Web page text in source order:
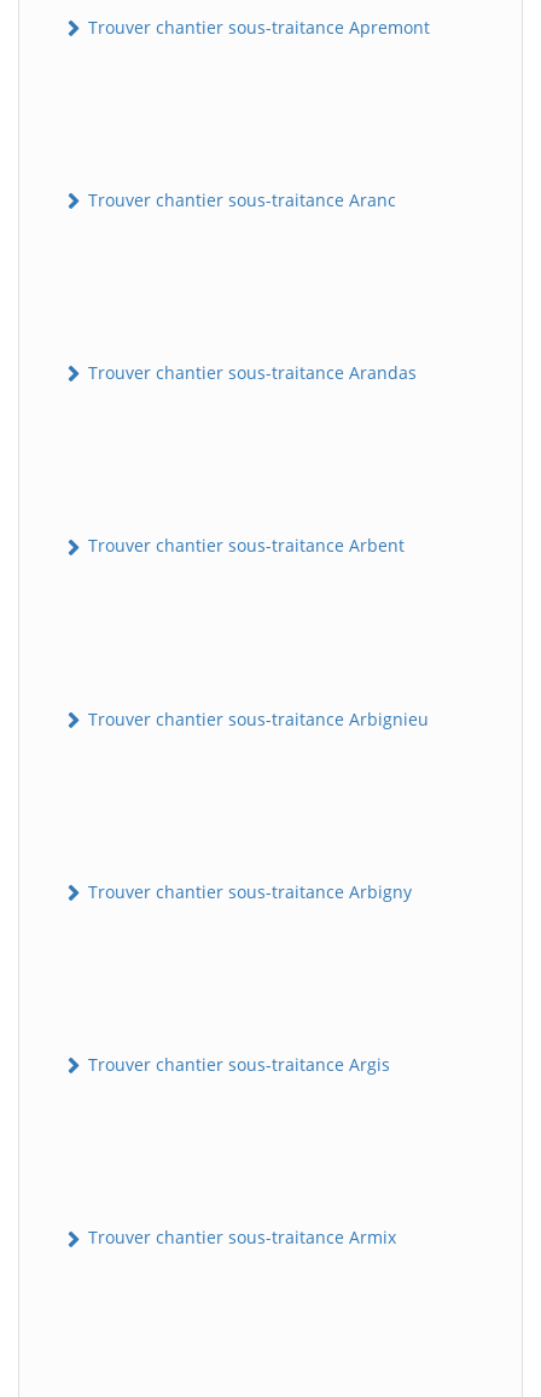
Trouver chantier sous-traitance Apremont
Trouver chantier sous-traitance Aranc
Trouver chantier sous-traitance Arandas
Trouver chantier sous-traitance Arbent
Trouver chantier sous-traitance Arbignieu
Trouver chantier sous-traitance Arbigny
Trouver chantier sous-traitance Argis
Trouver chantier sous-traitance Armix